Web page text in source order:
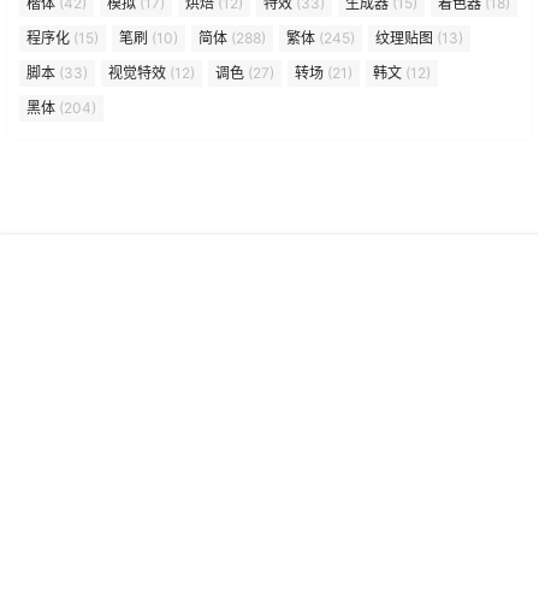
程序化 (15) 笔刷 (10) 简体 (288) 繁体 (245) 纹理贴图 (13)
脚本 (33) 视觉特效 (12) 调色 (27) 转场 (21) 韩文 (12)
黑体 (204)